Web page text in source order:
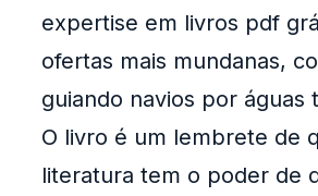
expertise em livros pdf
ofertas mais mundanas,
guiando navios por águas
O livro é um lembrete de
literatura tem o poder de